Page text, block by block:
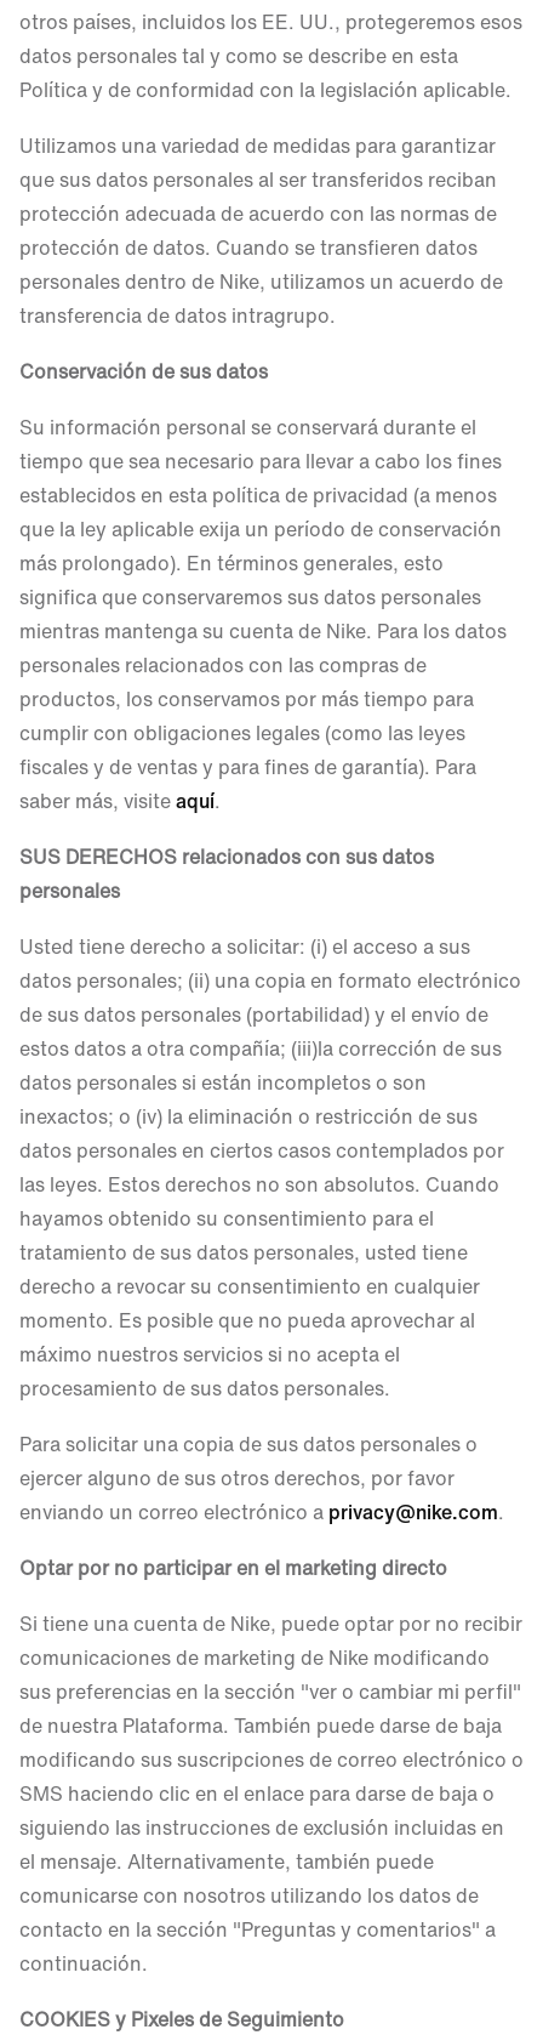
otros países, incluidos los EE. UU., protegeremos esos
datos personales tal y como se describe en esta
Política y de conformidad con la legislación aplicable.
Utilizamos una variedad de medidas para garantizar
que sus datos personales al ser transferidos reciban
protección adecuada de acuerdo con las normas de
protección de datos. Cuando se transfieren datos
personales dentro de Nike, utilizamos un acuerdo de
transferencia de datos intragrupo.
Conservación de sus datos
Su información personal se conservará durante el
tiempo que sea necesario para llevar a cabo los fines
establecidos en esta política de privacidad (a menos
que la ley aplicable exija un período de conservación
más prolongado). En términos generales, esto
significa que conservaremos sus datos personales
mientras mantenga su cuenta de Nike. Para los datos
personales relacionados con las compras de
productos, los conservamos por más tiempo para
cumplir con obligaciones legales (como las leyes
fiscales y de ventas y para fines de garantía). Para
saber más, visiteaquí.
SUS DERECHOS relacionados con sus datos
personales
Usted tiene derecho a solicitar: (i) el acceso a sus
datos personales; (ii) una copia en formato electrónico
de sus datos personales (portabilidad) y el envío de
estos datos a otra compañía; (iii)la corrección de sus
datos personales si están incompletos o son
inexactos; o (iv) la eliminación o restricción de sus
datos personales en ciertos casos contemplados por
las leyes. Estos derechos no son absolutos. Cuando
hayamos obtenido su consentimiento para el
tratamiento de sus datos personales, usted tiene
derecho a revocar su consentimiento en cualquier
momento. Es posible que no pueda aprovechar al
máximo nuestros servicios si no acepta el
procesamiento de sus datos personales.
Para solicitar una copia de sus datos personales o
ejercer alguno de sus otros derechos, por favor
enviando un correo electrónico a privacy@nike.com.
Optar por no participar en el marketing directo
Si tiene una cuenta de Nike, puede optar por no recibir
comunicaciones de marketing de Nike modificando
sus preferencias en la sección "ver o cambiar mi perfil"
de nuestra Plataforma. También puede darse de baja
modificando sus suscripciones de correo electrónico o
SMS haciendo clic en el enlace para darse de baja o
siguiendo las instrucciones de exclusión incluidas en
el mensaje. Alternativamente, también puede
comunicarse con nosotros utilizando los datos de
contacto en la sección "Preguntas y comentarios" a
continuación.
COOKIES y Pixeles de Seguimiento